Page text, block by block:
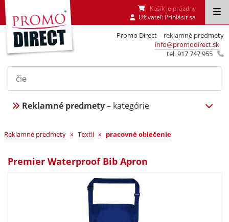
Promo Direct – reklamné predmety
info@promodirect.sk
tel. 917 747 955
Košík je prázdny
Uživateľ: Prihlásiť sa
Reklamné predmety– kategórie
Reklamné predmety » Textil » pracovné oblečenie
Premier Waterproof Bib Apron